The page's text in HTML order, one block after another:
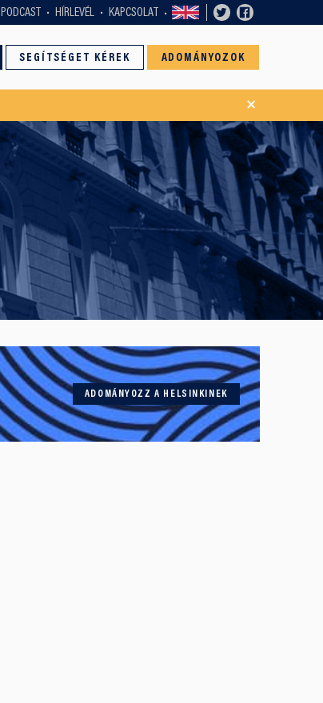
PODCAST HÍRLEVÉL KAPCSOLAT
SEGÍTSÉGET KÉREK ADOMÁNYOZOK
×
ADOMÁNYOZZ A HELSINKINEK